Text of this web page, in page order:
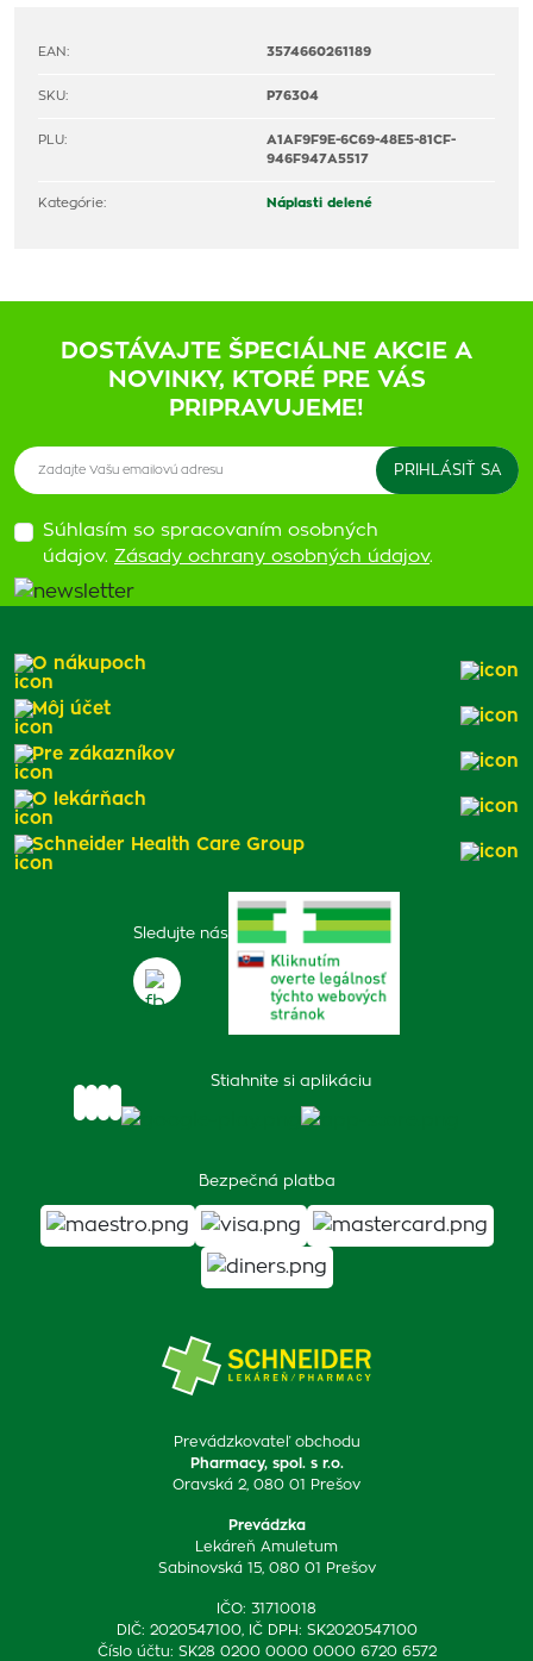
EAN: 3574660261189
SKU: P76304
PLU:
A1AF9F9E-6C69-48E5-81CF-
946F947A5517
Kategórie: Náplasti delené
DOSTÁVAJTE ŠPECIÁLNE AKCIE A
NOVINKY, KTORÉ PRE VÁS
PRIPRAVUJEME!
Súhlasím so spracovaním osobných
údajov. Zásady ochrany osobných údajov.
Prevádzkovateľ obchodu
Pharmacy, spol. s r.o.
Oravská 2, 080 01 Prešov
Prevádzka
Lekáreň Amuletum
Sabinovská 15, 080 01 Prešov
IČO: 31710018
DIČ: 2020547100, IČ DPH: SK2020547100
Číslo účtu: SK28 0200 0000 0000 6720 6572
Sledujte nás
Stiahnite si aplikáciu
Bezpečná platba
O nákupoch
Môj účet
Pre zákazníkov
O lekárňach
Schneider Health Care Group